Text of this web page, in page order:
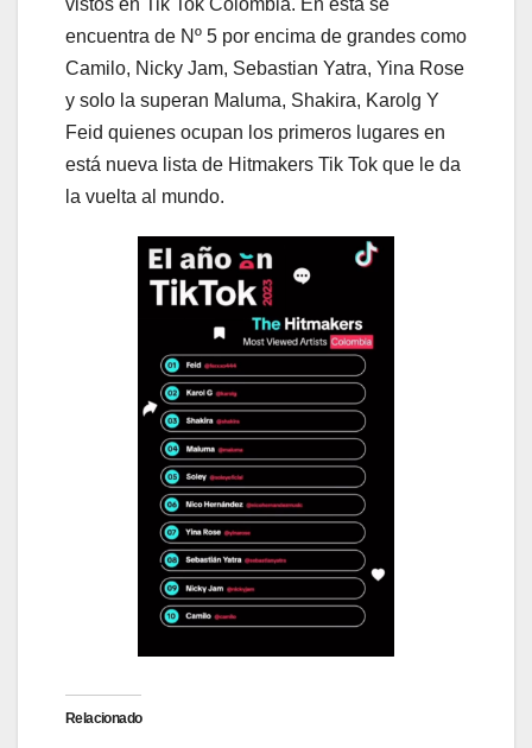
encuentra de Nº 5 por encima de grandes como
Camilo, Nicky Jam, Sebastian Yatra, Yina Rose
y solo la superan Maluma, Shakira, Karolg Y
Feid quienes ocupan los primeros lugares en
está nueva lista de Hitmakers Tik Tok que le da
la vuelta al mundo.
Relacionado